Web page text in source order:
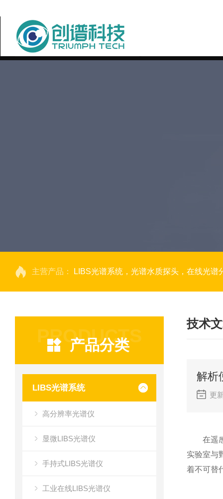
主营产品： LIBS光谱系统，光谱水质探头，在线光谱分析，高光谱相机，量子效
PRODUCTS
产品分类
LIBS光谱系统
高分辨率光谱仪
显微LIBS光谱仪
手持式LIBS光谱仪
工业在线LIBS光谱仪
技术
解析
更
在遥感
实验室与
着不可替